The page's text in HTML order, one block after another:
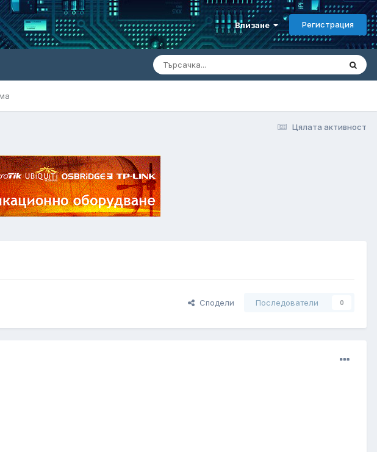
Влизане Регистрация
Цялата активност
Сподели Последователи 0